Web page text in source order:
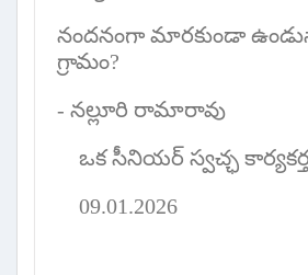
నందనంగా మారకుండా
గ్రామం?
- నల్లూరి రామారావు
ఒక సీనియర్ స్వచ్ఛ
09.01.2026